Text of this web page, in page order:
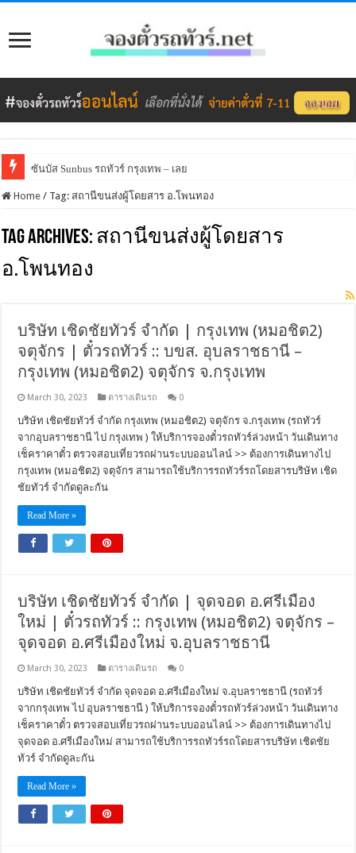
ซันบัส Sunbus รถทัวร์ กรุงเทพ – เลย
Home / Tag: สถานีขนส่งผู้โดยสาร อ.โพนทอง
Tag Archives: สถานีขนส่งผู้โดยสาร
อ.โพนทอง
บริษัท เชิดชัยทัวร์ จำกัด | กรุงเทพ (หมอชิต2)
จตุจักร | ตั๋วรถทัวร์ :: บขส. อุบลราชธานี –
กรุงเทพ (หมอชิต2) จตุจักร จ.กรุงเทพ
March 30, 2023 ตารางเดินรถ 0
บริษัท เชิดชัยทัวร์ จำกัด กรุงเทพ (หมอชิต2) จตุจักร จ.กรุงเทพ (รถทัวร์
จากอุบลราชธานี ไป กรุงเทพ ) ให้บริการจองตั๋วรถทัวร์ล่วงหน้า วันเดินทาง
เช็คราคาตั๋ว ตรวจสอบเที่ยวรถผ่านระบบออนไลน์ >> ต้องการเดินทางไป
กรุงเทพ (หมอชิต2) จตุจักร สามารถใช้บริการรถทัวร์รถโดยสารบริษัท เชิด
ชัยทัวร์ จำกัดดูละกัน
Read More »
บริษัท เชิดชัยทัวร์ จำกัด | จุดจอด อ.ศรีเมือง
ใหม่ | ตั๋วรถทัวร์ :: กรุงเทพ (หมอชิต2) จตุจักร –
จุดจอด อ.ศรีเมืองใหม่ จ.อุบลราชธานี
March 30, 2023 ตารางเดินรถ 0
บริษัท เชิดชัยทัวร์ จำกัด จุดจอด อ.ศรีเมืองใหม่ จ.อุบลราชธานี (รถทัวร์
จากกรุงเทพ ไป อุบลราชธานี ) ให้บริการจองตั๋วรถทัวร์ล่วงหน้า วันเดินทาง
เช็คราคาตั๋ว ตรวจสอบเที่ยวรถผ่านระบบออนไลน์ >> ต้องการเดินทางไป
จุดจอด อ.ศรีเมืองใหม่ สามารถใช้บริการรถทัวร์รถโดยสารบริษัท เชิดชัย
ทัวร์ จำกัดดูละกัน
Read More »